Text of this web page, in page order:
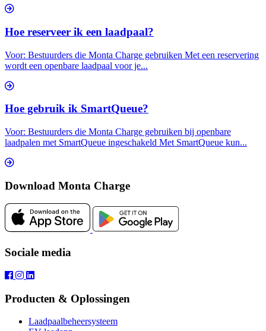
Hoe reserveer ik een laadpaal?
Voor: Bestuurders die Monta Charge gebruiken Met een reservering
wordt een openbare laadpaal voor je...
Hoe gebruik ik SmartQueue?
Voor: Bestuurders die Monta Charge gebruiken bij openbare
laadpalen met SmartQueue ingeschakeld Met SmartQueue kun...
Download Monta Charge
Sociale media
Producten & Oplossingen
Laadpaalbeheersysteem